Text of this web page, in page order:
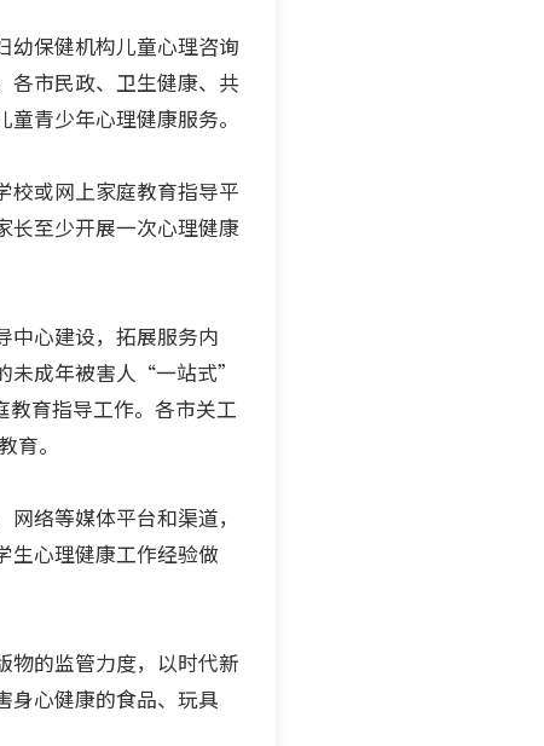
保健机构儿童心理咨询
各市民政、卫生健康、共
青少年心理健康服务。
或网上家庭教育指导平
长至少开展一次心理健康
心建设，拓展服务内
未成年被害人“一站式”
育指导工作。各市关工
。
络等媒体平台和渠道，
生心理健康工作经验做
的监管力度，以时代新
身心健康的食品、玩具